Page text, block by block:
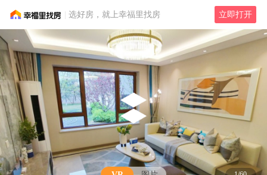
选好房，就上幸福里找房 立即打开